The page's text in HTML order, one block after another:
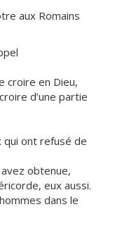
aux Romains
croire en Dieu,
d’une partie
ont refusé de
obtenue,
eux aussi.
dans le